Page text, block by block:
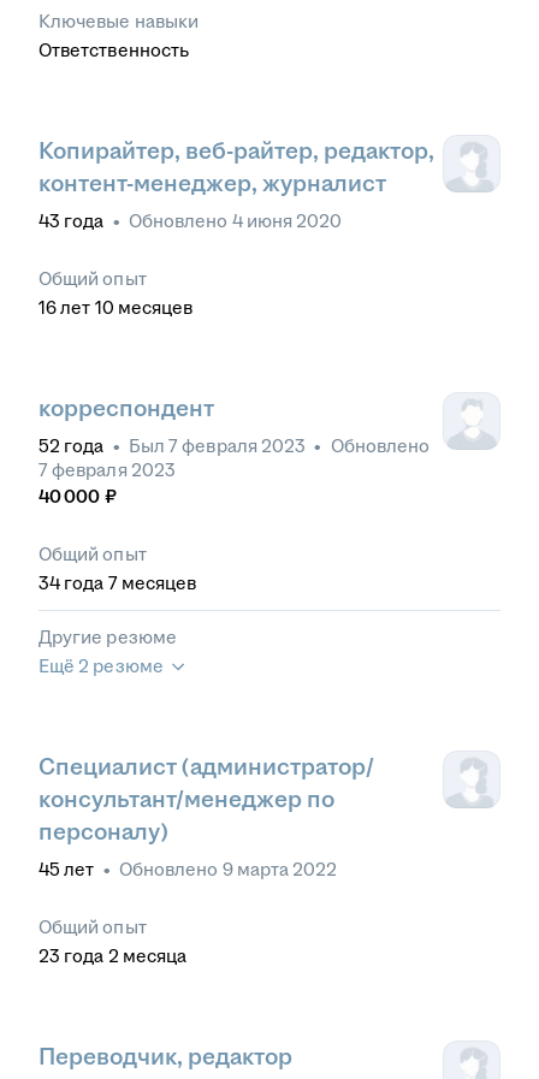
Ключевые навыки
Ответственность
Копирайтер, веб-райтер, редактор,
контент-менеджер, журналист
43 года • Обновлено 4 июня 2020
Общий опыт
16лет 10 месяцев
корреспондент
52 года • Был 7 февраля 2023 • Обновлено
7 февраля 2023
40 000 ₽
Общий опыт
34 года 7 месяцев
Другие резюме
Ещё 2 резюме
Специалист (администратор/
консультант/менеджер по
персоналу)
45 лет • Обновлено 9 марта 2022
Общий опыт
23 года 2 месяца
Переводчик, редактор